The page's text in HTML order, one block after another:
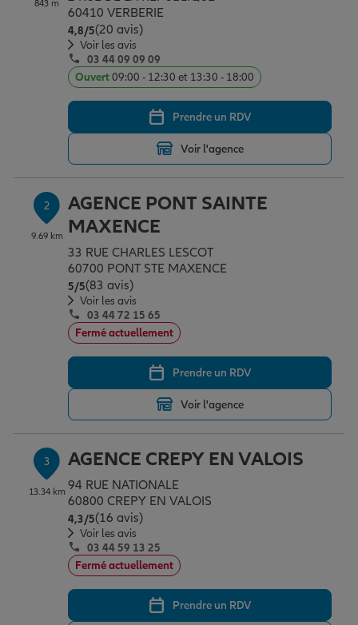
Assurance emprunteur
Prévoyance et dépendance
Assurance animal de compagnie
Protection de la famille
Protection juridique
Épargne & retraite
Plan épargne retraite
Assurance vie
Placements financiers
Investissements immobiliers
Transmission
Vos projets
Partir en vacances
Déménager
Changer de voiture
Départ à la retraite
Préparer l’avenir
Conseil assurance
Outre-mer
Assurance auto
Assurance habitation
Le Pack Famille
Garantie des accidents de la vie
Assurance scolaire
Protection juridique
Professionnels
Allianz en France
843 m
60410 VERBERIE
4,8/5Note de 4.8 sur 5
(20 avis)
Voir les avis
03 44 09 09 09
Ouvert09:00 - 12:30 et 13:30 - 18:00
Prendre un RDV
Voir l'agence
2
9.69 km
AGENCE PONT SAINTE
MAXENCE
33 RUE CHARLES LESCOT
60700 PONT STE MAXENCE
5/5Note de 5 sur 5
(83 avis)
Voir les avis
03 44 72 15 65
Fermé actuellement
Prendre un RDV
Voir l'agence
3
13.34 km
AGENCE CREPY EN VALOIS
94 RUE NATIONALE
60800 CREPY EN VALOIS
4,3/5Note de 4.3 sur 5
(16 avis)
Voir les avis
03 44 59 13 25
Fermé actuellement
Prendre un RDV